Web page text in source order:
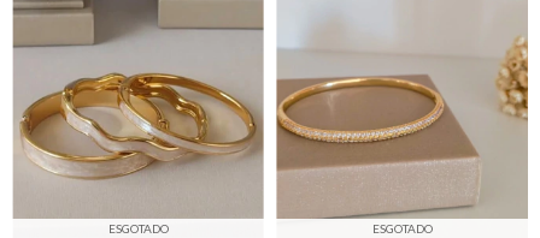
ESGOTADO ESGOTADO